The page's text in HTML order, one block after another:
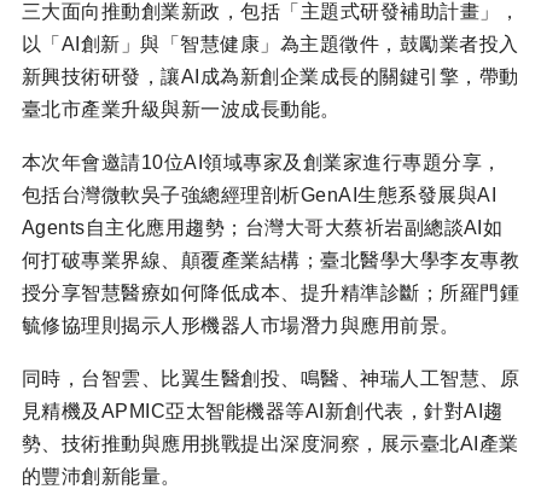
三大面向推動創業新政，包括「主題式研發補助計畫」，
以「 AI 創新」與「智慧健康」為主題徵件，鼓勵業者投入
新興技術研發，讓AI 成為新創企業成長的關鍵引擎，帶動
臺北市產業升級與新一波成長動能。
本次年會邀請10位AI領域專家及創業家進行專題分享，
包括台灣微軟吳子強總經理剖析GenAI生態系發展與AI
Agents自主化應用趨勢；台灣大哥大蔡祈岩副總談AI 如
何打破專業界線、顛覆產業結構；臺北醫學大學李友專教
授分享智慧醫療如何降低成本、提升精準診斷；所羅門鍾
毓修協理則揭示人形機器人市場潛力與應用前景。
同時，台智雲、比翼生醫創投、鳴醫、神瑞人工智慧、原
見精機及 APMIC亞太智能機器等AI 新創代表，針對AI 趨
勢、技術推動與應用挑戰提出深度洞察，展示臺北AI 產業
的豐沛創新能量。